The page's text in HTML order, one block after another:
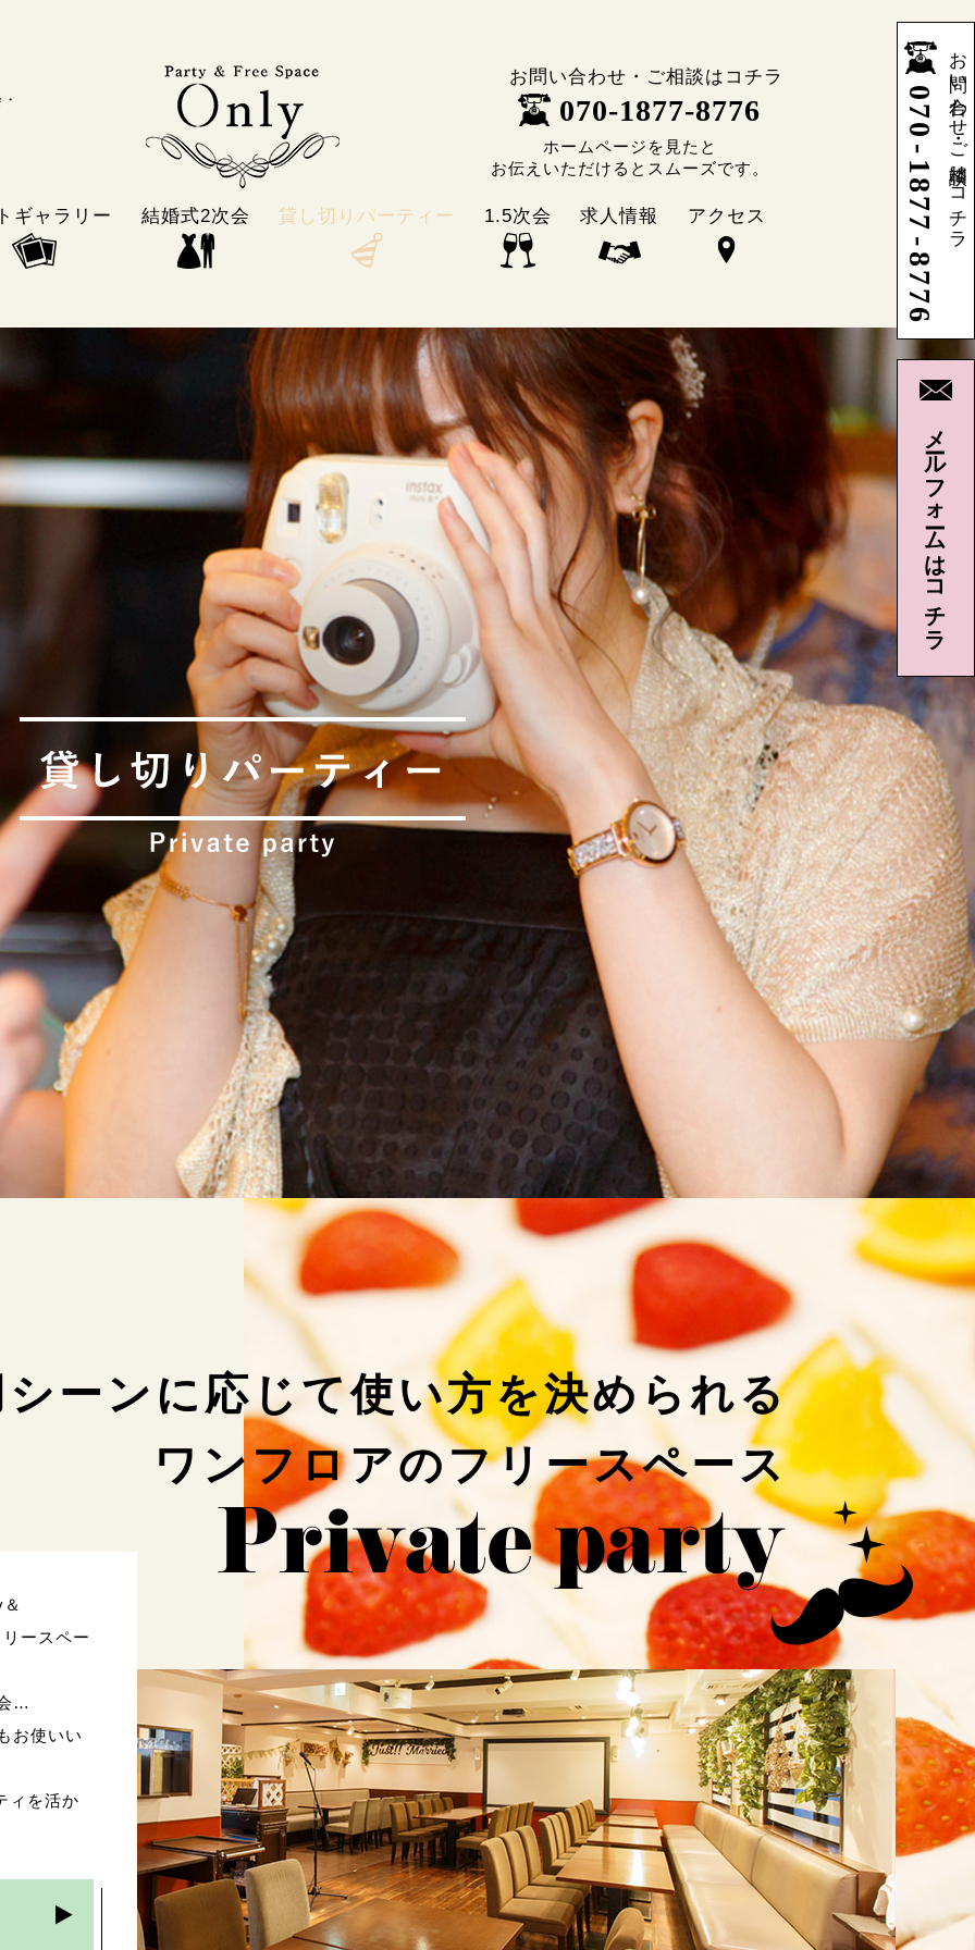
お問い合わせ・ご相談はコチラ
0
7
0
1
8
7
7
8
7
7
6
メールフォームはコチラ
ギャラリー 結婚式2次会 貸し切りパーティー 1.5次会 求人情報 アクセス
お問い合わせ・ご相談はコチラ
070-1877-8776
ホームページを見たと
お伝えいただけるとスムーズです。
シーンに応じて使い方を決められる
ワンフロアのフリースペース
ースペー
…
お使いい
ィを活か